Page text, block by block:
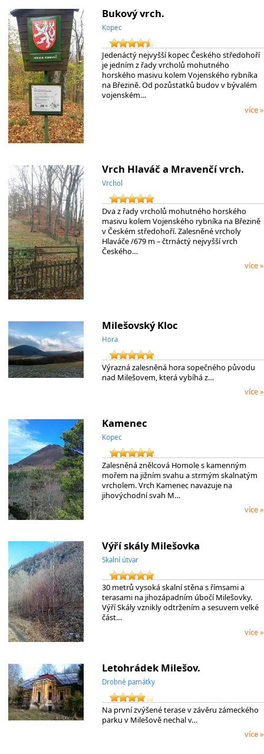
Bukový vrch.
Kopec
Jedenáctý nejvyšší kopec Českého středohoří
je jedním z řady vrcholů mohutného
horského masivu kolem Vojenského rybníka
na Březině. Od pozůstatků budov v bývalém
vojenském…
více »
Vrch Hlaváč a Mravenčí vrch.
Vrchol
Dva z řady vrcholů mohutného horského
masivu kolem Vojenského rybníka na Březině
v Českém středohoří. Zalesněné vrcholy
Hlaváče /679 m – čtrnáctý nejvyšší vrch
Českého…
více »
Milešovský Kloc
Hora
Výrazná zalesněná hora sopečného původu
nad Milešovem, která vybíhá z…
více »
Kamenec
Kopec
Zalesněná znělcová Homole s kamenným
mořem na jižním svahu a strmým skalnatým
vrcholem. Vrch Kamenec navazuje na
jihovýchodní svah M…
více »
Výří skály Milešovka
Skalní útvar
30 metrů vysoká skalní stěna s římsami a
terasami na jihozápadním úbočí Milešovky.
Výří Skály vznikly odtržením a sesuvem velké
část…
více »
Letohrádek Milešov.
Drobné památky
Na první zvýšené terase v závěru zámeckého
parku v Milešově nechal v…
více »